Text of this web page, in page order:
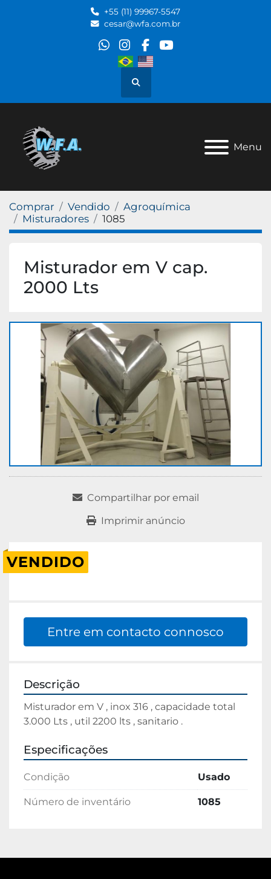
+55 (11) 99967-5547
cesar@wfa.com.br
whatsapp
instagram
facebook
youtube
Pesquisar
Menu
Comprar Vendido
Agroquímica
Misturadores
1085
Misturador em V cap.
2000 Lts
Compartilhar por email
Imprimir anúncio
VENDIDO
Entre em contacto connosco
Descrição
Misturador em V , inox 316 , capacidade total
3.000 Lts , util 2200 lts , sanitario .
Especificações
Condição Usado
Número de inventário 1085